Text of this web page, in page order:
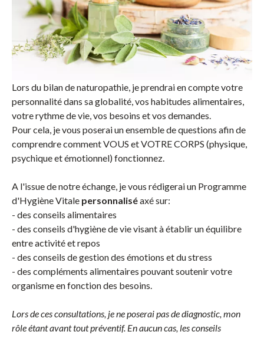
Lors du bilan de naturopathie, je prendrai en compte votre
personnalité dans sa globalité, vos habitudes alimentaires,
votre rythme de vie, vos besoins et vos demandes.
Pour cela, je vous poserai un ensemble de questions afin de
comprendre comment VOUS et VOTRE CORPS (physique,
psychique et émotionnel) fonctionnez.
A l'issue de notre échange, je vous rédigerai un Programme
d'Hygiène Vitale personnaliséaxé sur:
- des conseils alimentaires
- des conseils d'hygiène de vie visant à établir un équilibre
entre activité et repos
- des conseils de gestion des émotions et du stress
- des compléments alimentaires pouvant soutenir votre
organisme en fonction des besoins.
Lors de ces consultations, je ne poserai pas de diagnostic, mon
rôle étant avant tout préventif. En aucun cas, les conseils